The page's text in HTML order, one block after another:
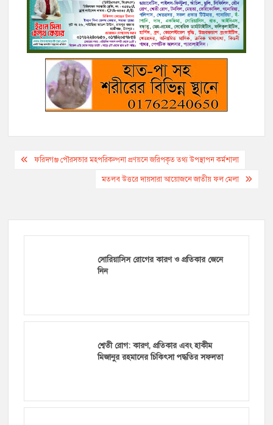
b
o
o
k
t
e
r
i
n
k
l
r
e
n
g
e
r
g
a
m
s
A
p
p
e
Postফরিদগঞ্জ পৌরসভার মহপরিকল্পনা প্রণয়নে জরিপকৃত তথ্য উপস্থাপন কর্মশালা
মতলব উত্তরে দায়সারা আয়োজনে জাতীয় ফল মেলা
সোরিয়াসিস রোগের কারণ ও প্রতিকার জেনে
নিন
শ্বেতী রোগ: কারণ, প্রতিকার এবং হাকীম
মিজানুর রহমানের চিকিৎসা পদ্ধতির সফলতা